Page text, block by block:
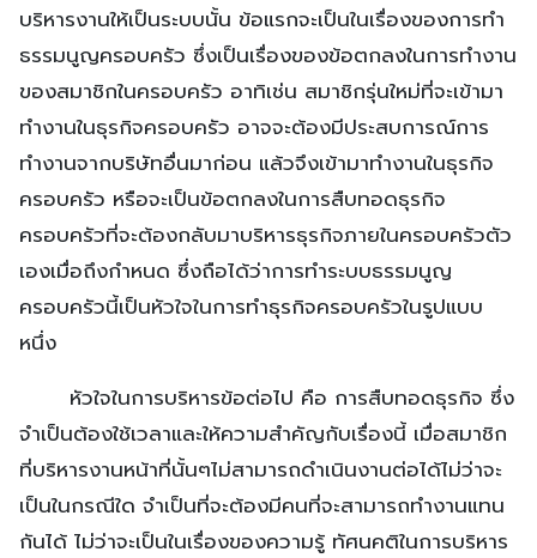
บริหารงานให้เป็นระบบนั้น ข้อแรกจะเป็นในเรื่องของการทำ
ธรรมนูญครอบครัว ซึ่งเป็นเรื่องของข้อตกลงในการทำงาน
ของสมาชิกในครอบครัว อาทิเช่น สมาชิกรุ่นใหม่ที่จะเข้ามา
ทำงานในธุรกิจครอบครัว อาจจะต้องมีประสบการณ์การ
ทำงานจากบริษัทอื่นมาก่อน แล้วจึงเข้ามาทำงานในธุรกิจ
ครอบครัว หรือจะเป็นข้อตกลงในการสืบทอดธุรกิจ
ครอบครัวที่จะต้องกลับมาบริหารธุรกิจภายในครอบครัวตัว
เองเมื่อถึงกำหนด ซึ่งถือได้ว่าการทำระบบธรรมนูญ
ครอบครัวนี้เป็นหัวใจในการทำธุรกิจครอบครัวในรูปแบบ
หนึ่ง
หัวใจในการบริหารข้อต่อไป คือ การสืบทอดธุรกิจ ซึ่ง
จำเป็นต้องใช้เวลาและให้ความสำคัญกับเรื่องนี้ เมื่อสมาชิก
ที่บริหารงานหน้าที่นั้นๆไม่สามารถดำเนินงานต่อได้ไม่ว่าจะ
เป็นในกรณีใด จำเป็นที่จะต้องมีคนที่จะสามารถทำงานแทน
กันได้ ไม่ว่าจะเป็นในเรื่องของความรู้ ทัศนคติในการบริหาร